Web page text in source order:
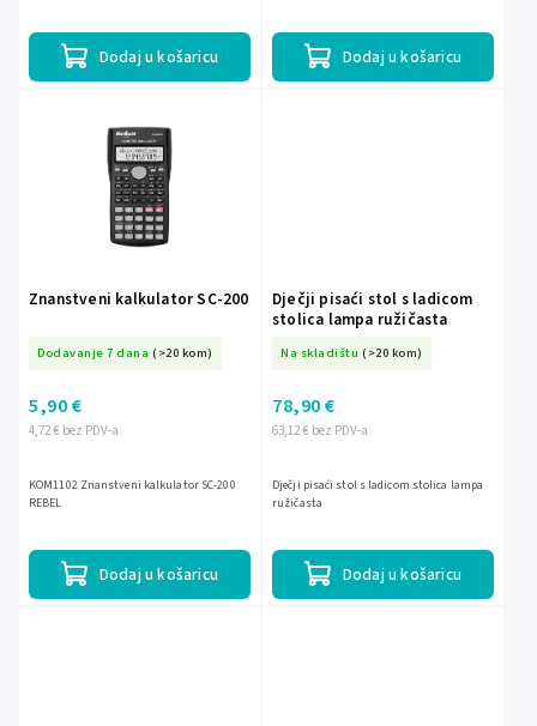
Dodaj u košaricu Dodaj u košaricu
Znanstveni kalkulator SC-200
Dodavanje 7 dana (>20 kom)
4,72 € bez PDV-a
5,90 €
Dodaj u košaricu
KOM1102 Znanstveni kalkulator SC-200
REBEL
Dječji pisaći stol s ladicom
stolica lampa ružičasta
Na skladištu (>20 kom)
63,12 € bez PDV-a
78,90 €
Dodaj u košaricu
Dječji pisaći stol s ladicom stolica lampa
ružičasta